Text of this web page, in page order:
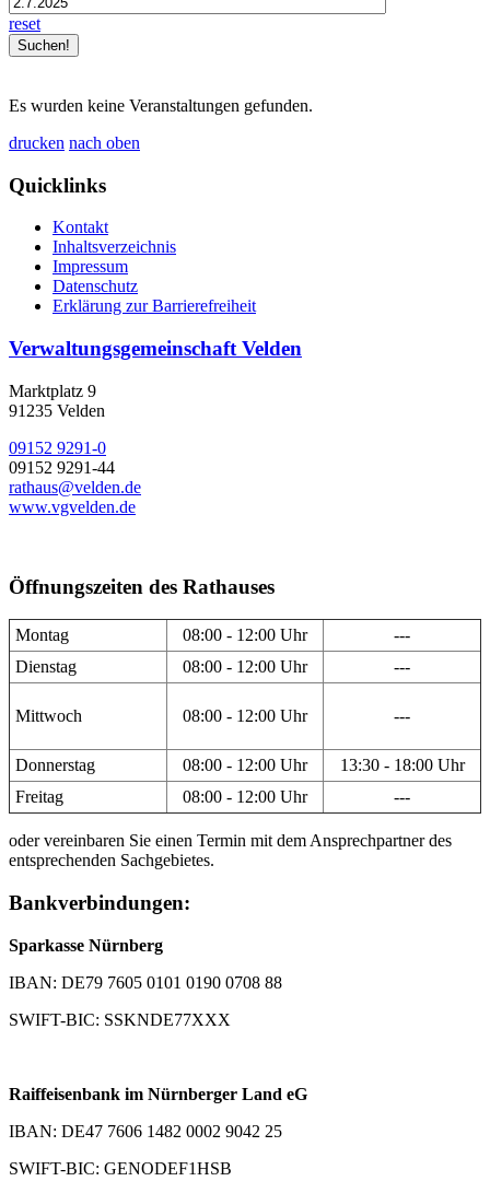
reset
Es wurden keine Veranstaltungen gefunden.
drucken nach oben
Quicklinks
Kontakt
Inhaltsverzeichnis
Impressum
Datenschutz
Erklärung zur Barrierefreiheit
Verwaltungsgemeinschaft Velden
Marktplatz 9
91235 Velden
09152 9291-0
09152 9291-44
rathaus@velden.de
www.vgvelden.de
Öffnungszeiten des Rathauses
Montag 08:00 - 12:00 Uhr
---
Dienstag
08:00 - 12:00 Uhr ---
Mittwoch 08:00 - 12:00 Uhr ---
Donnerstag 08:00 - 12:00 Uhr
13:30 - 18:00 Uhr
Freitag
08:00 - 12:00 Uhr ---
oder vereinbaren Sie einen Termin mit dem Ansprechpartner des
entsprechenden Sachgebietes.
Bankverbindungen:
Sparkasse Nürnberg
IBAN: DE79 7605 0101 0190 0708 88
SWIFT-BIC: SSKNDE77XXX
Raiffeisenbank im Nürnberger Land eG
IBAN: DE47 7606 1482 0002 9042 25
SWIFT-BIC: GENODEF1HSB